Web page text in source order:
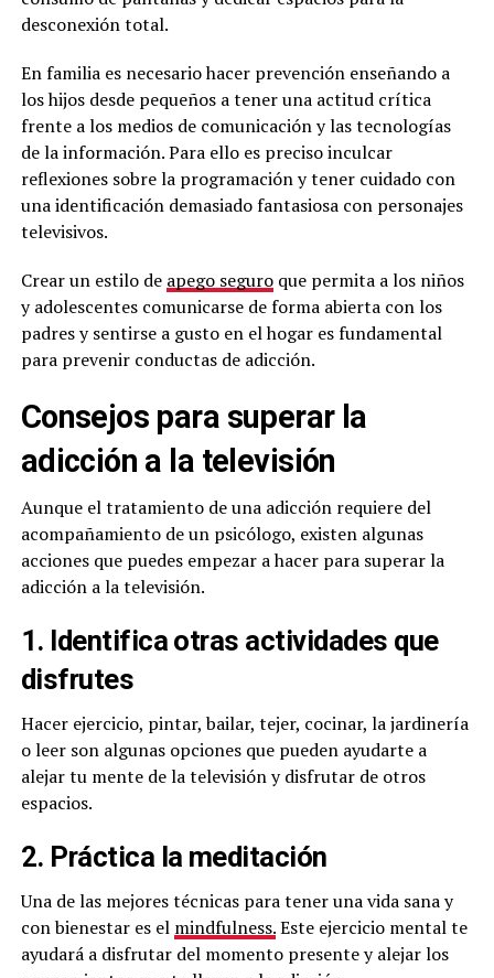
desconexión total.
En familia es necesario hacer prevención enseñando a
los hijos desde pequeños a tener una actitud crítica
frente a los medios de comunicación y las tecnologías
de la información. Para ello es preciso inculcar
reflexiones sobre la programación y tener cuidado con
una identificación demasiado fantasiosa con personajes
televisivos.
Crear un estilo de apego seguroque permita a los niños
y adolescentes comunicarse de forma abierta con los
padres y sentirse a gusto en el hogar es fundamental
para prevenir conductas de adicción.
Consejos para superar la
adicción a la televisión
Aunque el tratamiento de una adicción requiere del
acompañamiento de un psicólogo, existen algunas
acciones que puedes empezar a hacer para superar la
adicción a la televisión.
1. Identifica otras actividades que
disfrutes
Hacer ejercicio, pintar, bailar, tejer, cocinar, la jardinería
o leer son algunas opciones que pueden ayudarte a
alejar tu mente de la televisión y disfrutar de otros
espacios.
2. Práctica la meditación
Una de las mejores técnicas para tener una vida sana y
con bienestar es el mindfulness.Este ejercicio mental te
ayudará a disfrutar del momento presente y alejar los